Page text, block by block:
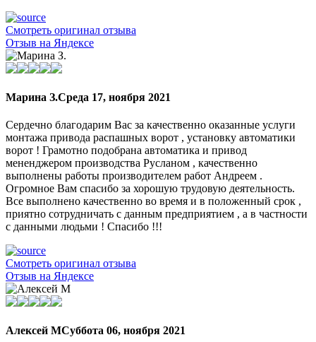
Смотреть оригинал отзыва
Отзыв на Яндексе
Марина З.Среда 17, ноября 2021
Сердечно благодарим Вас за качественно оказанные услуги
монтажа привода распашных ворот , установку автоматики
ворот ! Грамотно подобрана автоматика и привод
мененджером производства Русланом , качественно
выполнены работы производителем работ Андреем .
Огромное Вам спасибо за хорошую трудовую деятельность.
Все выполнено качественно во время и в положенный срок ,
приятно сотрудничать с данным предприятием , а в частности
с данными людьми ! Спасибо !!!
Смотреть оригинал отзыва
Отзыв на Яндексе
Алексей МСуббота 06, ноября 2021